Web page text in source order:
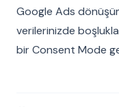
Google Ads
verilerinizde
bir Consent Mode